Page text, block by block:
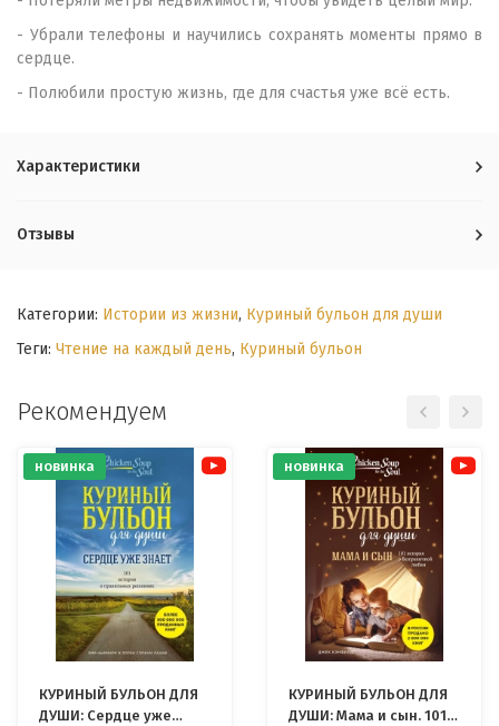
- Убрали телефоны и научились сохранять моменты прямо в
сердце.
- Полюбили простую жизнь, где для счастья уже всё есть.
Характеристики
Отзывы
Категории: Истории из жизни, Куриный бульон для души
Теги: Чтение на каждый день, Куриный бульон
Рекомендуем
новинка
КУРИНЫЙ БУЛЬОН ДЛЯ
ДУШИ: Сердце уже
новинка
КУРИНЫЙ БУЛЬОН ДЛЯ
ДУШИ: Мама и сын. 101